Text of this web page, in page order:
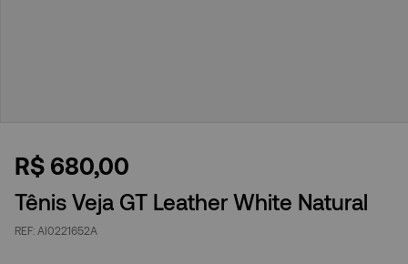
R$ 680,00
Tênis Veja GT Leather White Natural
AI0221652A